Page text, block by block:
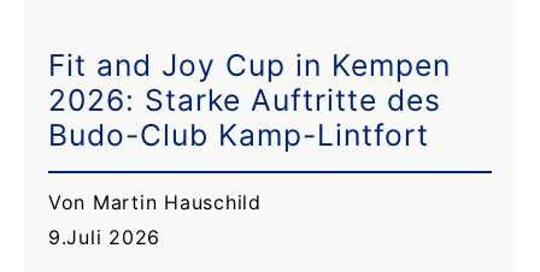
Fit and Joy Cup in Kempen
2026: Starke Auftritte des
Budo-Club Kamp-Lintfort
Von Martin Hauschild
9.Juli 2026